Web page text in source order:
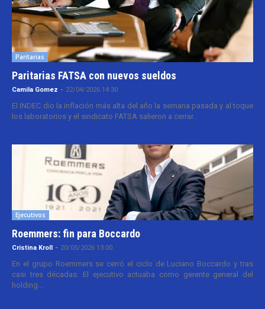
Paritarias
Paritarias FATSA con nuevos sueldos
Camila Gomez - 22/04/2026 14:30
El INDEC dio la inflación más alta del año la semana pasada y al toque
los laboratorios y el sindicato FATSA salieron a cerrar...
Ejecutivos
Roemmers: fin para Boccardo
Cristina Kroll - 20/05/2026 13:00
En el grupo Roemmers se cerró el ciclo de Luciano Boccardo y tras
casi tres décadas. El ejecutivo actuaba como gerente general del
holding...